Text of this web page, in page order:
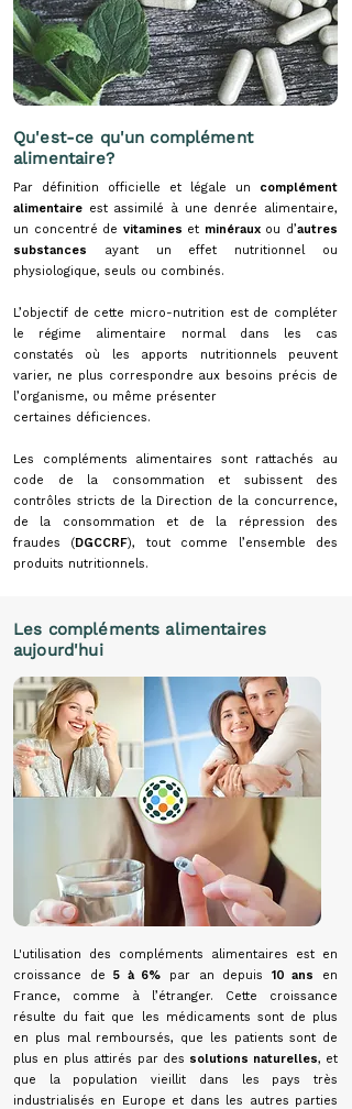
Qu'est-ce qu'un complément
alimentaire?
Par définition officielle et légale un complément
alimentaire est assimilé à une denrée alimentaire,
un concentré de vitamines et minérauxou d’autres
substances ayant un effet nutritionnel ou
physiologique, seuls ou combinés.
L’objectif de cette micro-nutrition est de compléter
le régime alimentaire normal dans les cas
constatés où les apports nutritionnels peuvent
varier, ne plus correspondre aux besoins précis de
l’organisme, ou même présenter
certaines déficiences.
Les compléments alimentaires sont rattachés au
code de la consommation et subissent des
contrôles stricts de la Direction de la concurrence,
de la consommation et de la répression des
fraudes (DGCCRF), tout comme l’ensemble des
produits nutritionnels.
Les compléments alimentaires
aujourd'hui
L'utilisation des compléments alimentaires est en
croissance de5 à 6% par an depuis 10 ans
en
France, comme à l’étranger. Cette croissance
résulte du fait que les médicaments sont de plus
en plus mal remboursés, que les patients sont de
plus en plus attirés par des solutions naturelles, et
que la population vieillit dans les pays très
industrialisés en Europe et dans les autres parties